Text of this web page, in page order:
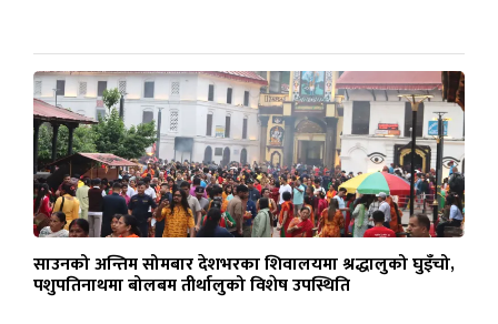
साउनको अन्तिम सोमबार देशभरका शिवालयमा श्रद्धालुको घुइँचो,
पशुपतिनाथमा बोलबम तीर्थालुको विशेष उपस्थिति